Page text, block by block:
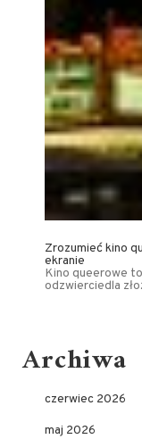
Zrozumieć kino
ekranie
Kino queerowe
odzwierciedla
Archiwa
czerwiec 2026
maj 2026